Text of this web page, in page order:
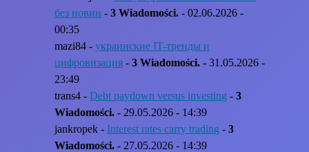
без новин -3 Wiadomości. - 02.06.2026 -
00:35
mazi84 -украинские IT-тренды и
цифровизация -3 Wiadomości. - 31.05.2026 -
23:49
trans4 -Debt paydown versus investing -3
Wiadomości. - 29.05.2026 - 14:39
jankropek - Interest rates carry trading -3
Wiadomości. - 27.05.2026 - 14:39